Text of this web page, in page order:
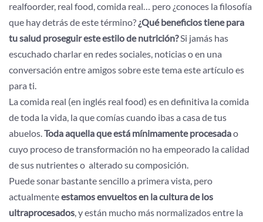
realfoorder, real food, comida real… pero ¿conoces la filosofía
que hay detrás de este término?¿Qué beneficios tiene para
tu salud proseguir este estilo de nutrición?Si jamás has
escuchado charlar en redes sociales, noticias o en una
conversación entre amigos sobre este tema este artículo es
para ti.
La comida real (en inglés real food) es en definitiva la comida
de toda la vida, la que comías cuando ibas a casa de tus
abuelos.Toda aquella que está mínimamente procesadao
cuyo proceso de transformación no ha empeorado la calidad
de sus nutrientes o alterado su composición.
Puede sonar bastante sencillo a primera vista, pero
actualmenteestamos envueltos en la cultura de los
ultraprocesados, y están mucho más normalizados entre la